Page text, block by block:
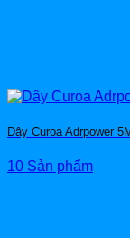
Dây Curoa Adrpower
10 Sản phẩm